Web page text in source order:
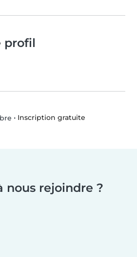
profil
• Inscription gratuite
nous rejoindre ?